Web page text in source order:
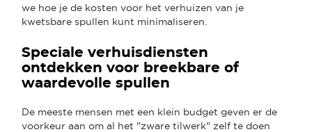
we hoe je de kosten voor het verhuizen van je
kwetsbare spullen kunt minimaliseren.
Speciale verhuisdiensten
ontdekken voor breekbare of
waardevolle spullen
De meeste mensen met een klein budget geven er de
voorkeur aan om al het "zware tilwerk" zelf te doen